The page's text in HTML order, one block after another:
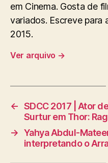
em Cinema. Gosta de
variados. Escreve para
2015.
Ver arquivo →
← SDCC 2017 | Ator
Surtur em Thor:
→ Yahya Abdul-
interpretando o